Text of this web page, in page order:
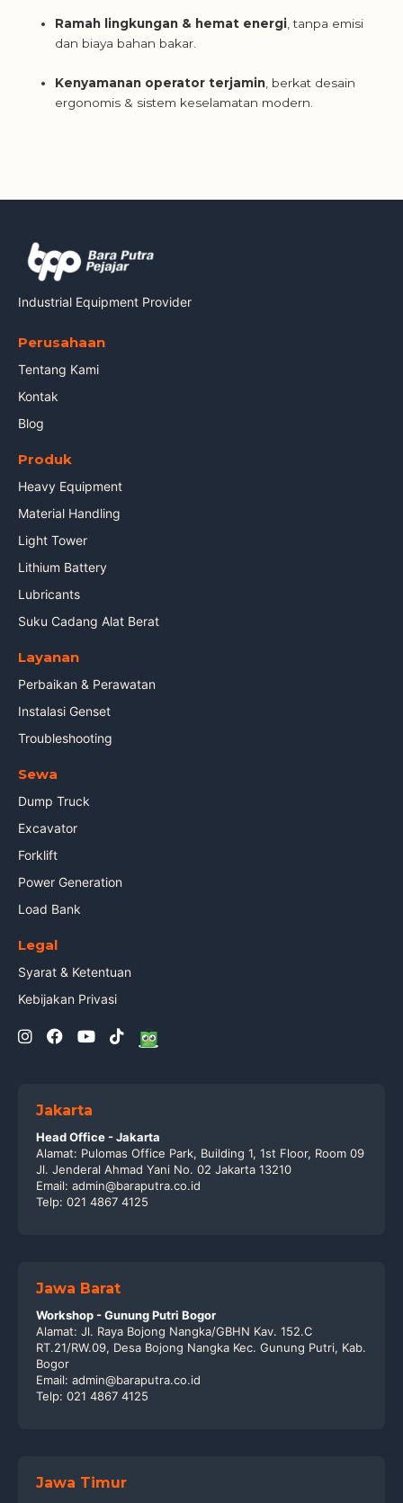
Ramah lingkungan & hemat energi, tanpa emisi
dan biaya bahan bakar.
Kenyamanan operator terjamin, berkat desain
ergonomis & sistem keselamatan modern.
Industrial Equipment Provider
Perusahaan
Tentang Kami
Kontak
Blog
Produk
Heavy Equipment
Material Handling
Light Tower
Lithium Battery
Lubricants
Suku Cadang Alat Berat
Layanan
Perbaikan & Perawatan
Instalasi Genset
Troubleshooting
Sewa
Dump Truck
Excavator
Forklift
Power Generation
Load Bank
Legal
Syarat & Ketentuan
Kebijakan Privasi
Jakarta
Head Office - Jakarta
Alamat: Pulomas Office Park, Building 1, 1st Floor, Room 09
Jl. Jenderal Ahmad Yani No. 02 Jakarta 13210
Email: admin@baraputra.co.id
Telp: 021 4867 4125
Jawa Barat
Workshop - Gunung Putri Bogor
Alamat: Jl. Raya Bojong Nangka/GBHN Kav. 152.C
RT.21/RW.09, Desa Bojong Nangka Kec. Gunung Putri, Kab.
Bogor
Email: admin@baraputra.co.id
Telp: 021 4867 4125
Jawa Timur